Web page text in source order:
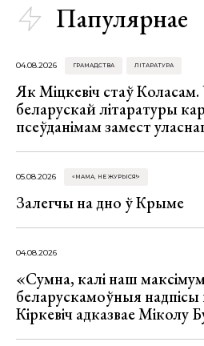
Папулярнае
04.08.2026 ГРАМАДСТВА ЛІТАРАТУРА
Як Міцкевіч стаў Коласам.
беларускай літаратуры
псеўданімам замест
05.08.2026 «МАМА, НЕ ЖУРЫСЯ!»
Залегчы на дно ў Крыме
04.08.2026
«Сумна, калі наш
беларускамоўныя надпісы
Кіркевіч адказвае Міколу